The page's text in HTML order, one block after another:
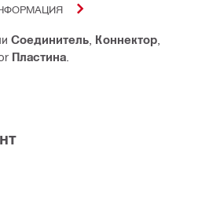
Соединитель Коннектор
Пластина